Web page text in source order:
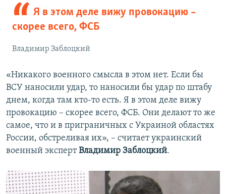
Я в этом деле вижу провокацию –
скорее всего, ФСБ
Владимир Заблоцкий
«Никакого военного смысла в этом нет. Если бы
ВСУ наносили удар, то наносили бы удар по штабу
днем, когда там кто-то есть. Я в этом деле вижу
провокацию – скорее всего, ФСБ. Они делают то же
самое, что и в приграничных с Украиной областях
России, обстреливая их», – считает украинский
военный экспертВладимир Заблоцкий.